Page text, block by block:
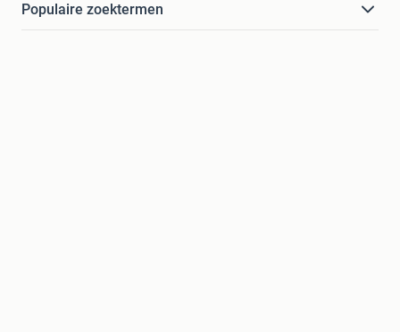
Populaire zoektermen